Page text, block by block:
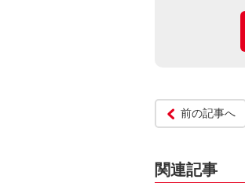
前の記事へ
関連記事